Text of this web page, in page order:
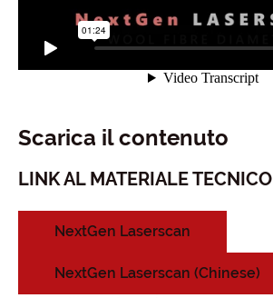
Scarica il contenuto
LINK AL MATERIALE TECNICO
NextGen Laserscan
NextGen Laserscan (Chinese)